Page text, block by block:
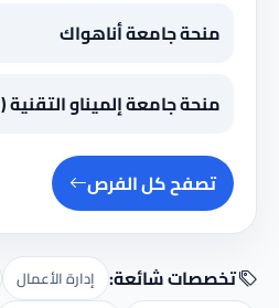
منحة جامعة أناهواك
منحة جامعة إلميناو التقنية (TU Ilmenau)
تصفح كل الفرص
تخصصات شائعة: إدارة الأعمال